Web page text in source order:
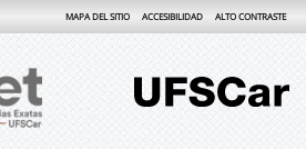
MAPA DEL SITIO ACCESIBILIDAD ALTO CONTRASTE